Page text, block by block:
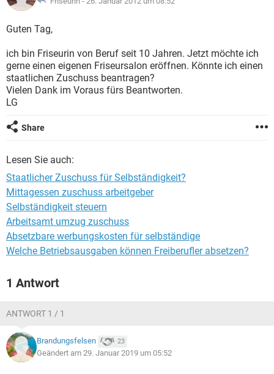
Guten Tag,
ich bin Friseurin von Beruf seit 10 Jahren. Jetzt möchte ich
gerne einen eigenen Friseursalon eröffnen. Könnte ich einen
staatlichen Zuschuss beantragen?
Vielen Dank im Voraus fürs Beantworten.
LG
Share
Lesen Sie auch:
Staatlicher Zuschuss für Selbständigkeit?
Mittagessen zuschuss arbeitgeber
Selbständigkeit steuern
Arbeitsamt umzug zuschuss
Absetzbare werbungskosten für selbständige
Welche Betriebsausgaben können Freiberufler absetzen?
1 Antwort
ANTWORT 1 / 1
Brandungsfelsen 23
Geändert am 29. Januar 2019 um 05:52